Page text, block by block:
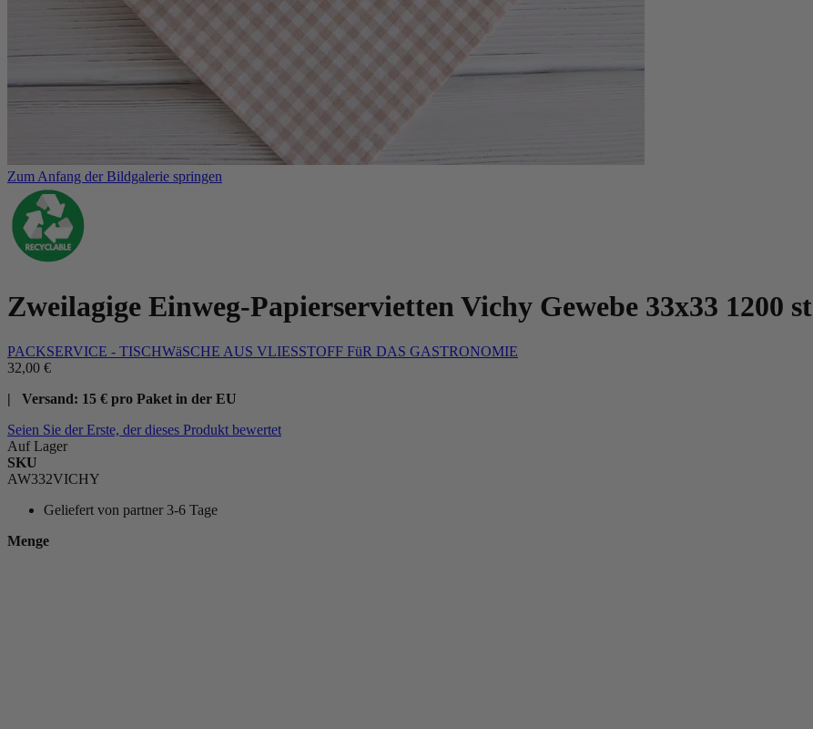
Zum Anfang der Bildgalerie springen
Zweilagige Einweg-Papierservietten Vichy Gewebe 33x33 1200 st
PACKSERVICE - TISCHWäSCHE AUS VLIESSTOFF FüR DAS GASTRONOMIE
32,00 €
| Versand: 15 € pro Paket in der EU
Seien Sie der Erste, der dieses Produkt bewertet
Auf Lager
SKU
AW332VICHY
Geliefert von partner 3-6 Tage
Menge